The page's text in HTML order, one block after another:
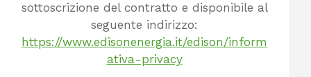
sottoscrizione del contratto e disponibile al
seguente indirizzo:
https://www.edisonenergia.it/edison/inform
ativa-privacy